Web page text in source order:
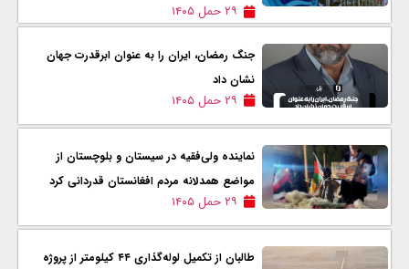
۲۹ حمل ۱۴۰۵
جنگ رمضان، ایران را به عنوان ابرقدرت جهان
نشان داد
۲۹ حمل ۱۴۰۵
نماینده ولی‌فقیه در سیستان و بلوچستان از
مواضع همدلانه مردم افغانستان قدردانی کرد
۲۹ حمل ۱۴۰۵
طالبان از تکمیل لوله‌گذاری ۴۴ کیلومتر از پروژه